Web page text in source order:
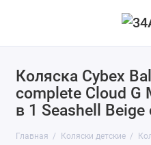
Коляска Cybex
complete Cloud G
в 1 Seashell
Главная Коляски детские